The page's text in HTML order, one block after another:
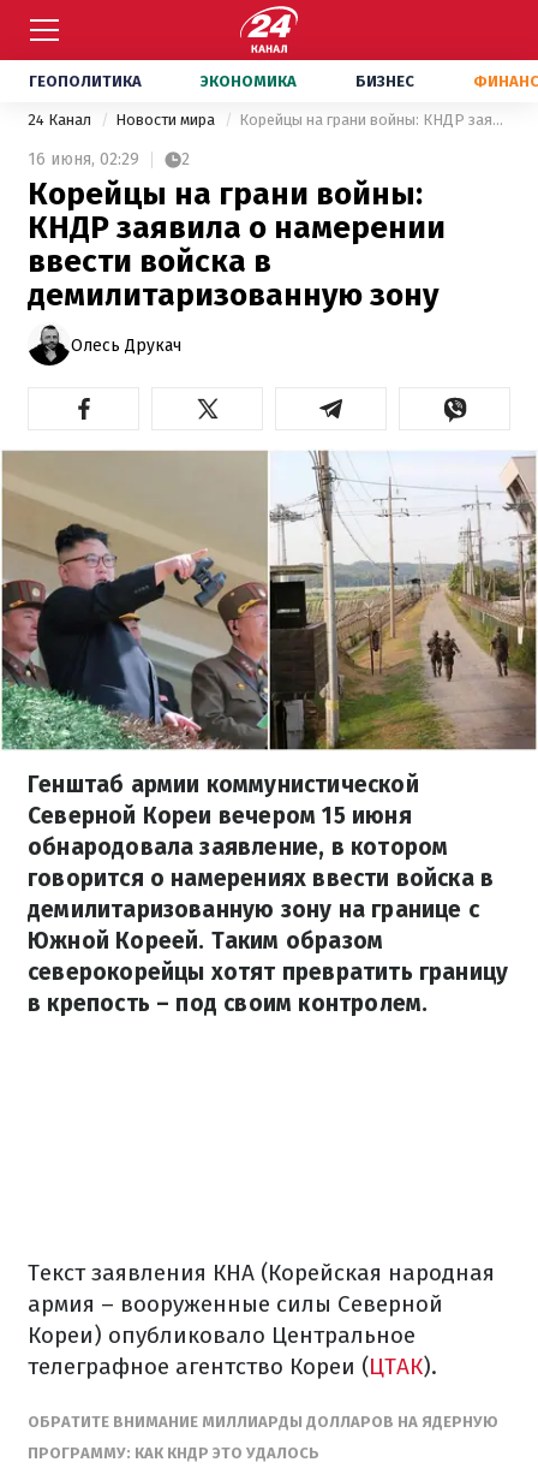
ГЕОПОЛИТИКА ЭКОНОМИКА БИЗНЕС
24 Канал Новости мира Корейцы на грани войны: КНДР заявила о намерении ввести войска в демилитаризованную зону
16 июня, 02:29 2
Корейцы на грани войны:
КНДР заявила о намерении
ввести войска в
демилитаризованную зону
Олесь Друкач
Генштаб армии коммунистической
Северной Кореи вечером 15 июня
обнародовала заявление, в котором
говорится о намерениях ввести войска в
демилитаризованную зону на границе с
Южной Кореей. Таким образом
северокорейцы хотят превратить границу
в крепость – под своим контролем.
Текст заявления КНА (Корейская народная
армия – вооруженные силы Северной
Кореи) опубликовало Центральное
телеграфное агентство Кореи (ЦТАК).
ОБРАТИТЕ ВНИМАНИЕ МИЛЛИАРДЫ ДОЛЛАРОВ НА ЯДЕРНУЮ
ПРОГРАММУ: КАК КНДР ЭТО УДАЛОСЬ